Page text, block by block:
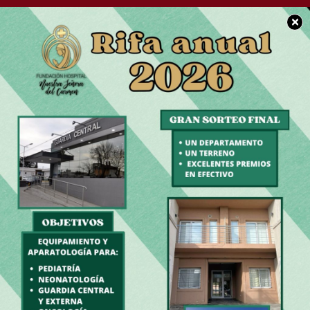
×
SOCIEDAD
El Banco Central vendió
US$45,5 millones en
otro día de volatilidad
cambiaria